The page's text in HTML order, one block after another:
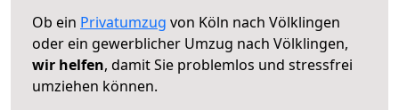
Ob ein Privatumzug von Köln nach Völklingen
oder ein gewerblicher Umzug nach Völklingen,
wir helfen, damit Sie problemlos und stressfrei
umziehen können.